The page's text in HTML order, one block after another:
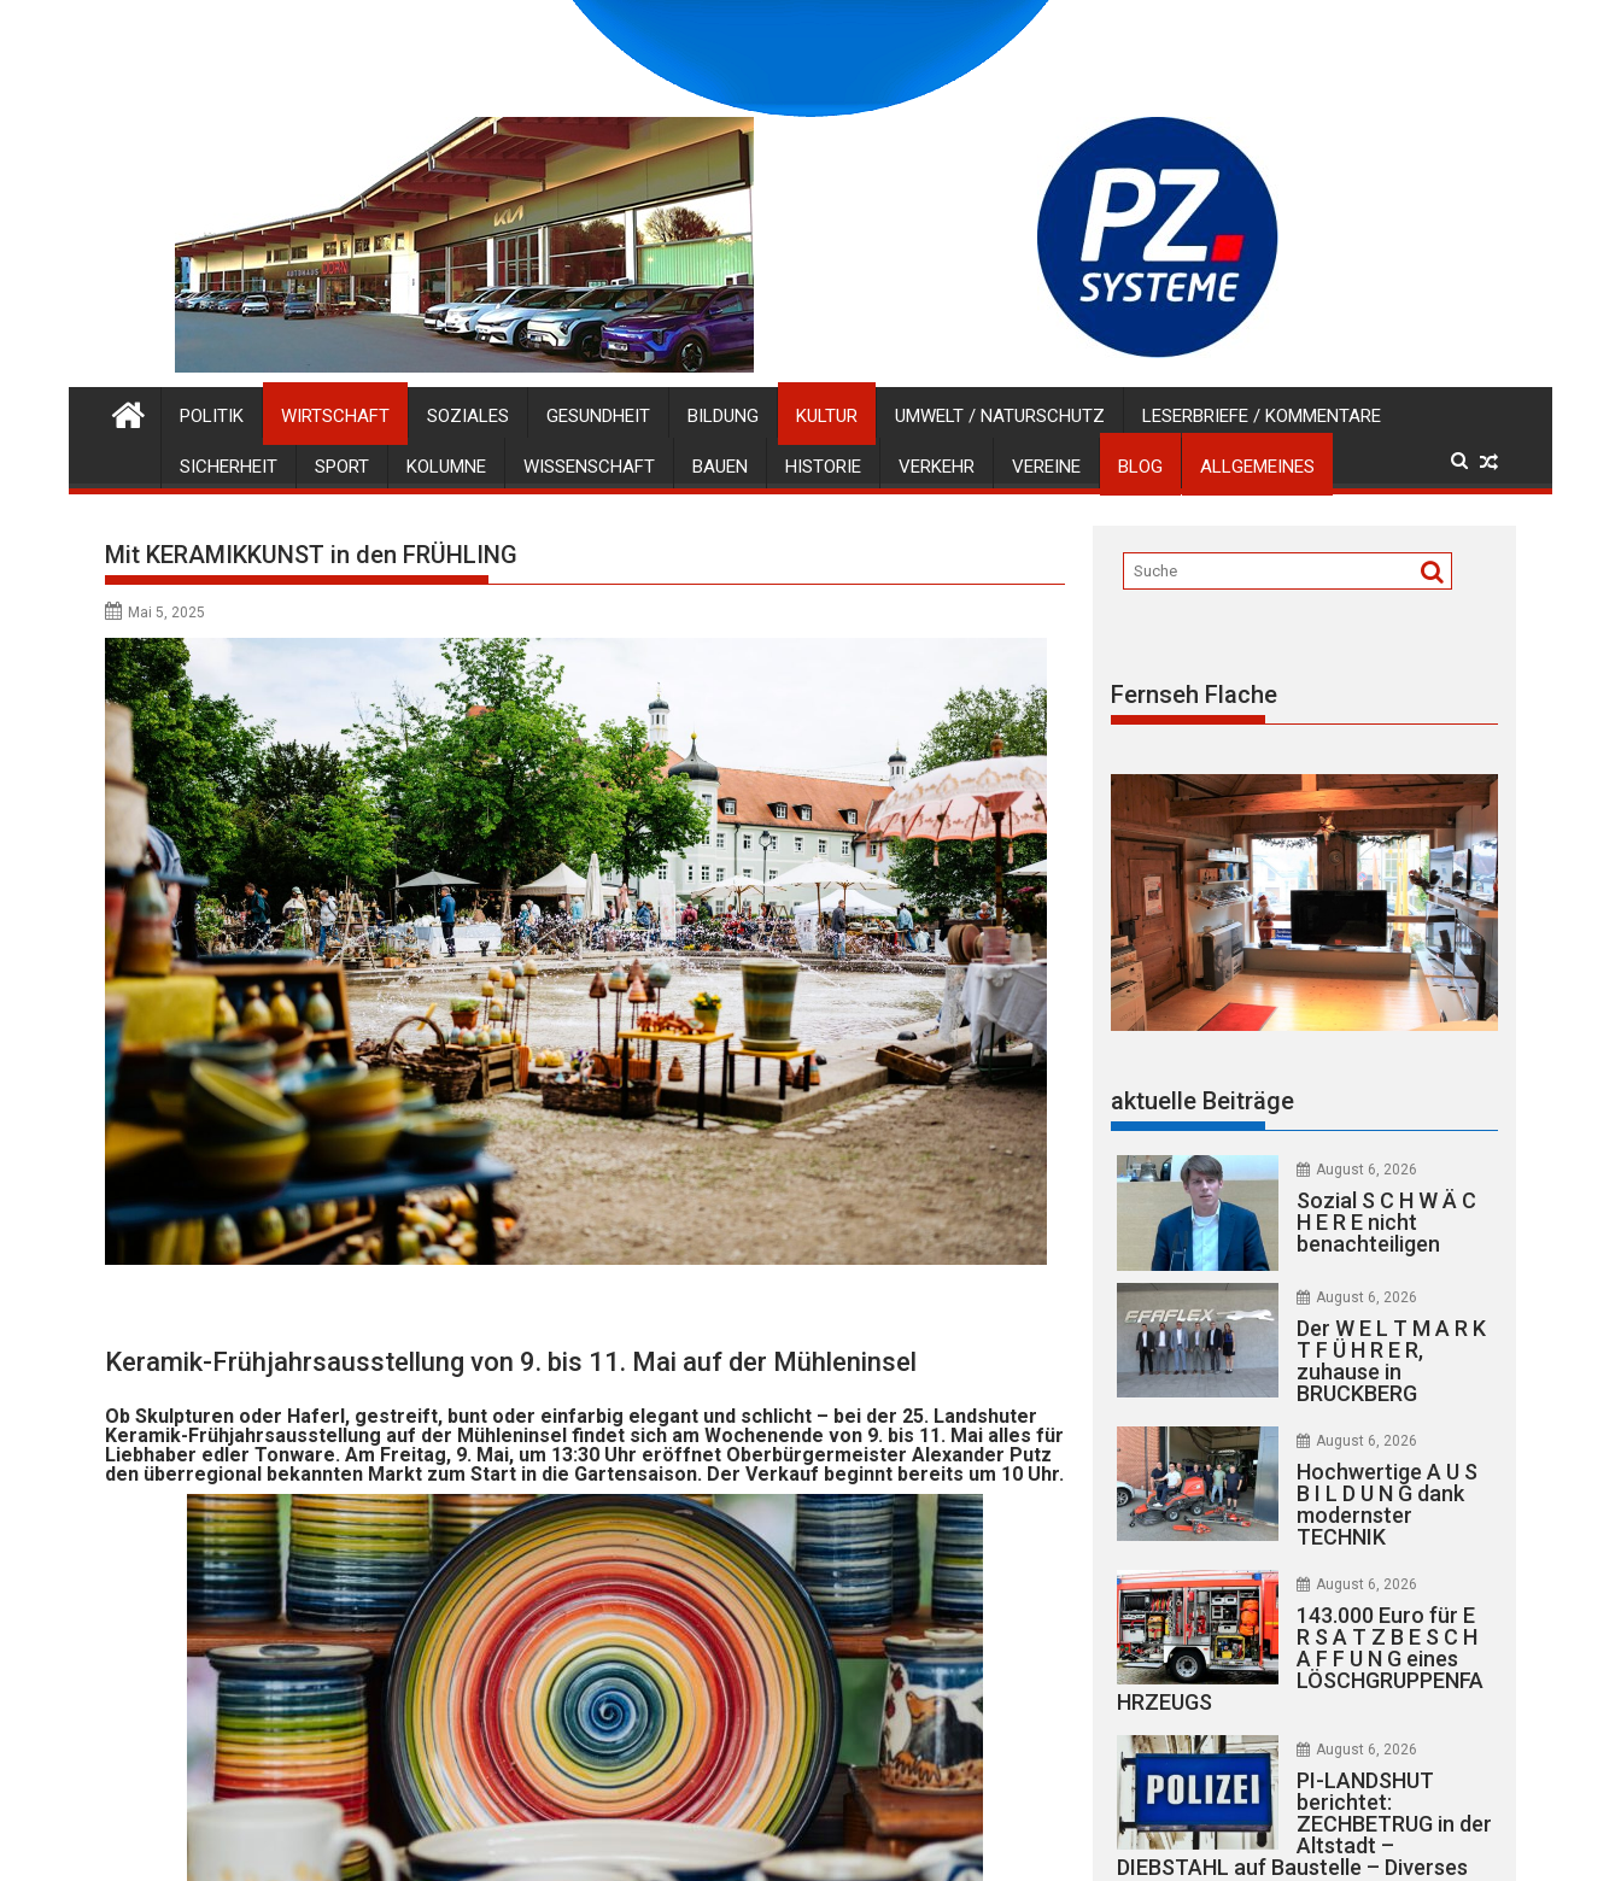
POLITIK WIRTSCHAFT SOZIALES GESUNDHEIT BILDUNG KULTUR UMWELT / NATURSCHUTZ LESERBRIEFE / KOMMENTARE
SICHERHEIT SPORT KOLUMNE WISSENSCHAFT BAUEN HISTORIE VERKEHR VEREINE BLOG ALLGEMEINES
Mit KERAMIKKUNST in den FRÜHLING
Mai 5, 2025
Keramik-Frühjahrsausstellung von 9. bis 11. Mai auf der Mühleninsel
Ob Skulpturen oder Haferl, gestreift, bunt oder einfarbig elegant und schlicht – bei der 25. Landshuter
Keramik-Frühjahrsausstellung auf der Mühleninsel findet sich am Wochenende von 9. bis 11. Mai alles für
Liebhaber edler Tonware. Am Freitag, 9. Mai, um 13:30 Uhr eröffnet Oberbürgermeister Alexander Putz
den überregional bekannten Markt zum Start in die Gartensaison. Der Verkauf beginnt bereits um 10 Uhr.
Fernseh Flache
aktuelle Beiträge
August 6, 2026
Sozial S C H W Ä C
H E R E nicht
benachteiligen
August 6, 2026
Der W E L T M A R K
T F Ü H R E R,
zuhause in
BRUCKBERG
August 6, 2026
Hochwertige A U S
B I L D U N G dank
modernster
TECHNIK
August 6, 2026
143.000 Euro für E
R S A T Z B E S C H
A F F U N G eines
LÖSCHGRUPPENFA
HRZEUGS
August 6, 2026
PI-LANDSHUT
berichtet:
ZECHBETRUG in der
Altstadt –
DIEBSTAHL auf Baustelle – Diverses